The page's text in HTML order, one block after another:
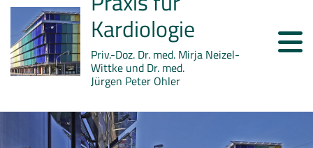
Kardiologie
Priv.-Doz. Dr. med. Mirja Neizel-
Wittke und Dr. med.
Jürgen Peter Ohler